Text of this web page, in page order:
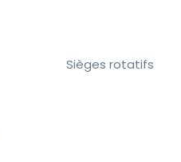
Sièges rotatifs